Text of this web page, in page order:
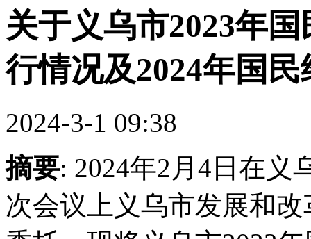
关于义乌市2023年
行情况及2024年国
2024-3-1 09:38
摘要: 2024年2月4日在义
次会议上义乌市发展和